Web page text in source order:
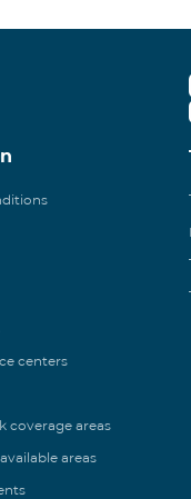
centers
coverage areas
areas